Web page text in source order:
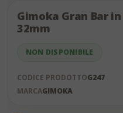
the
end
gallery
Gimoka Gran Bar
32mm
NON DISPONIBILE
CODICE PRODOTTOG247
MARCAGIMOKA